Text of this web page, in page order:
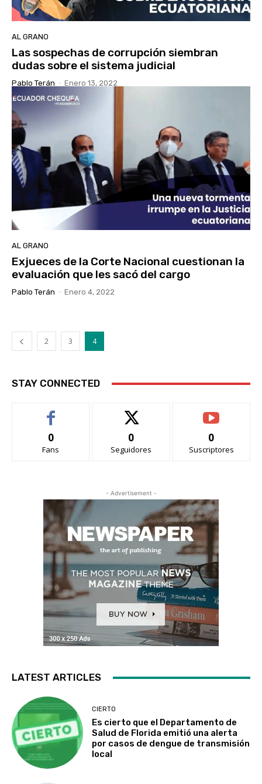
AL GRANO
Las sospechas de corrupción siembran
dudas sobre el sistema judicial
Pablo Terán - Enero 13, 2022
AL GRANO
Exjueces de la Corte Nacional cuestionan la
evaluación que les sacó del cargo
Pablo Terán - Enero 4, 2022
2 3 4
STAY CONNECTED
0
Fans
0
Seguidores
0
Suscriptores
- Advertisement -
LATEST ARTICLES
CIERTO
Es cierto que el Departamento de
Salud de Florida emitió una alerta
por casos de dengue de transmisión
local